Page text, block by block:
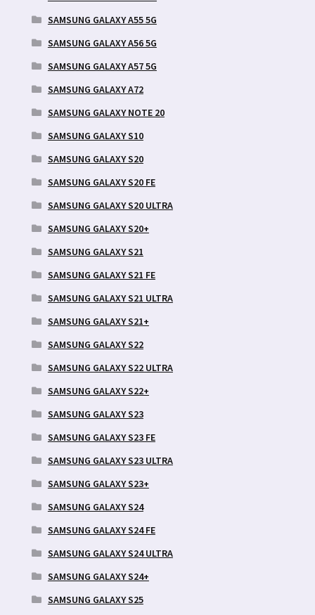
SAMSUNG GALAXY A55 5G
SAMSUNG GALAXY A56 5G
SAMSUNG GALAXY A57 5G
SAMSUNG GALAXY A72
SAMSUNG GALAXY NOTE 20
SAMSUNG GALAXY S10
SAMSUNG GALAXY S20
SAMSUNG GALAXY S20 FE
SAMSUNG GALAXY S20 ULTRA
SAMSUNG GALAXY S20+
SAMSUNG GALAXY S21
SAMSUNG GALAXY S21 FE
SAMSUNG GALAXY S21 ULTRA
SAMSUNG GALAXY S21+
SAMSUNG GALAXY S22
SAMSUNG GALAXY S22 ULTRA
SAMSUNG GALAXY S22+
SAMSUNG GALAXY S23
SAMSUNG GALAXY S23 FE
SAMSUNG GALAXY S23 ULTRA
SAMSUNG GALAXY S23+
SAMSUNG GALAXY S24
SAMSUNG GALAXY S24 FE
SAMSUNG GALAXY S24 ULTRA
SAMSUNG GALAXY S24+
SAMSUNG GALAXY S25